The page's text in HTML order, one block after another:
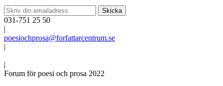
031-751 25 50
|
poesiochprosa@forfattarcentrum.se
|
|
Forum för poesi och prosa 2022